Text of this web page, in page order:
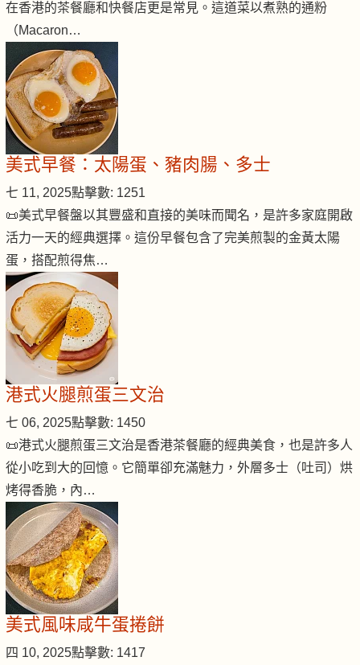
在香港的茶餐廳和快餐店更是常見。這道菜以煮熟的通粉
（Macaron…
美式早餐：太陽蛋、豬肉腸、多士
七 11, 2025點擊數: 1251
📜美式早餐盤以其豐盛和直接的美味而聞名，是許多家庭開啟
活力一天的經典選擇。這份早餐包含了完美煎製的金黃太陽
蛋，搭配煎得焦…
港式火腿煎蛋三文治
七 06, 2025點擊數: 1450
📜港式火腿煎蛋三文治是香港茶餐廳的經典美食，也是許多人
從小吃到大的回憶。它簡單卻充滿魅力，外層多士（吐司）烘
烤得香脆，內…
美式風味咸牛蛋捲餅
四 10, 2025點擊數: 1417